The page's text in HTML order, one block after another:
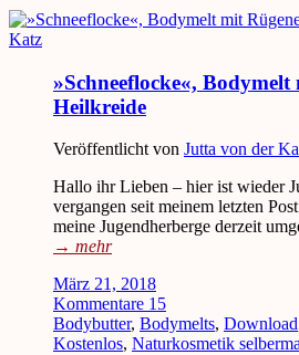
»Schneeflocke«,
Heilkreide
Veröffentlicht von Jutta von der
Hallo ihr Lieben – hier ist wieder
vergangen seit meinem letzten
meine Jugendherberge derzeit
→ mehr
März 21, 2018
Kommentare 15
Bodybutter, Bodymelts, Download
Kostenlos, Naturkosmetik